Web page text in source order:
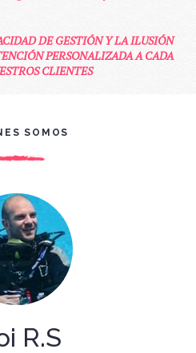
DE GESTIÓN Y LA ILUSIÓN
PERSONALIZADA A CADA
CLIENTES
SOMOS
R.S